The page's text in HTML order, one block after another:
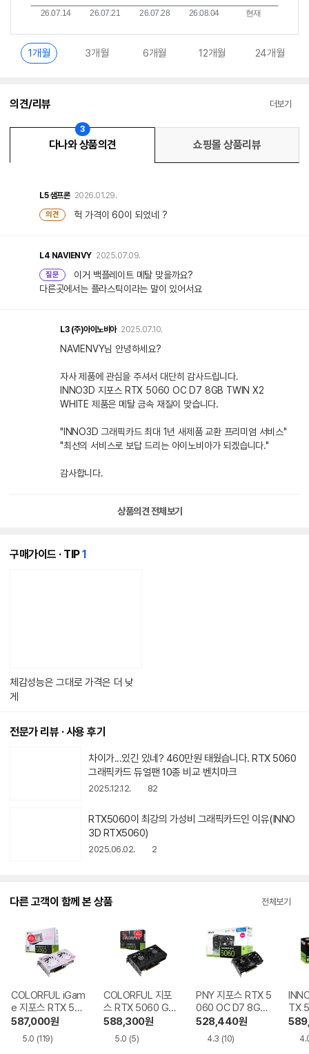
1개월 3개월 6개월 12개월 24개월
의견/리뷰 더보기
다나와 상품의견
3
쇼핑몰 상품리뷰
L5 샘프론 2026.01.29.
의견 헉 가격이 60이 되었네 ?
L4 NAVIENVY 2025.07.09.
질문
이거 백플레이트 메탈 맞을까요?
다른곳에서는 플라스틱이라는 말이 있어서요
L3 (주)아이노비아 2025.07.10.
NAVIENVY님 안녕하세요?
자사 제품에 관심을 주셔서 대단히 감사드립니다.
INNO3D 지포스 RTX 5060 OC D7 8GB TWIN X2
WHITE 제품은 메탈 금속 재질이 맞습니다.
"INNO3D 그래픽카드 최대 1년 새제품 교환 프리미엄 서비스"
"최선의 서비스로 보답 드리는 아이노비아가 되겠습니다."
감사합니다.
상품의견 전체보기
구매가이드 · TIP1개
체감성능은 그대로 가격은 더 낮
게
전문가 리뷰 · 사용 후기
동
영
상
아
콘
차이가...있긴 있네? 460만원 태웠습
니다. RTX 5060 그래픽카드 듀얼팬
2025.12.12.
영
상
이
카드인 이유(INNO3D RTX5060)
COLORFUL iGam
0 ULTRA DUO O
C White D7 8GB
피씨디렉트
587,000원
5.0 (119)
COLORFUL 지포
MING DUO D7 8
GB 피씨디렉트
588,300원
5.0 (5)
PNY 지포스 RTX 5
Dual Fan STCOM
528,440원
4.3 (10)
D7